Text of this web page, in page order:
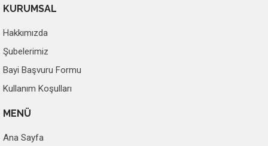
KURUMSAL
Hakkımızda
Şubelerimiz
Bayi Başvuru Formu
Kullanım Koşulları
MENÜ
Ana Sayfa